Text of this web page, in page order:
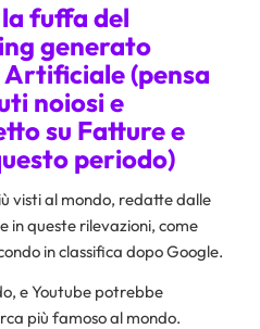
fuffa del
generato
(pensa
noiosi e
su Fatture e
periodo)
visti al mondo, redatte dalle
in queste rilevazioni, come
in classifica dopo Google.
e Youtube potrebbe
più famoso al mondo.